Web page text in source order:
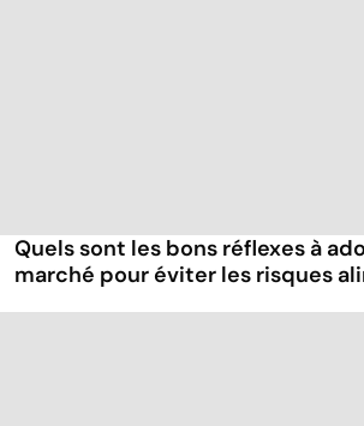
Quels sont les bons réflexes à
marché pour éviter les risques